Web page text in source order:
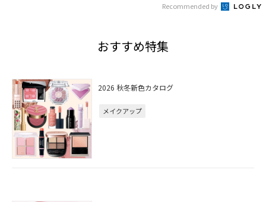
Recommended by
おすすめ特集
2026 秋冬新色カタログ
メイクアップ